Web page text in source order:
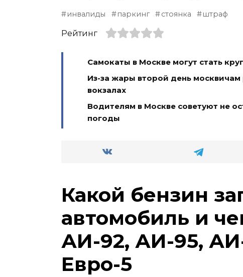
инвалиды паркинг стоянка штраф
Рейтинг
Самокаты в Москве могут стать
Из-за жары второй день
вокзалах
Водителям в Москве советуют не
погоды
Какой бензин
автомобиль и
АИ-92, АИ-95,
Евро-5